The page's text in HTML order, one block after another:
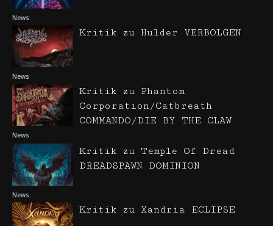
News
News
Kritik zu Hulder VERBOLGEN
News
Kritik zu Phantom
Corporation/Catbreath
COMMANDO/DIE BY THE CLAW
News
Kritik zu Temple Of Dread
DREADSPAWN DOMINION
Kritik zu Xandria ECLIPSE